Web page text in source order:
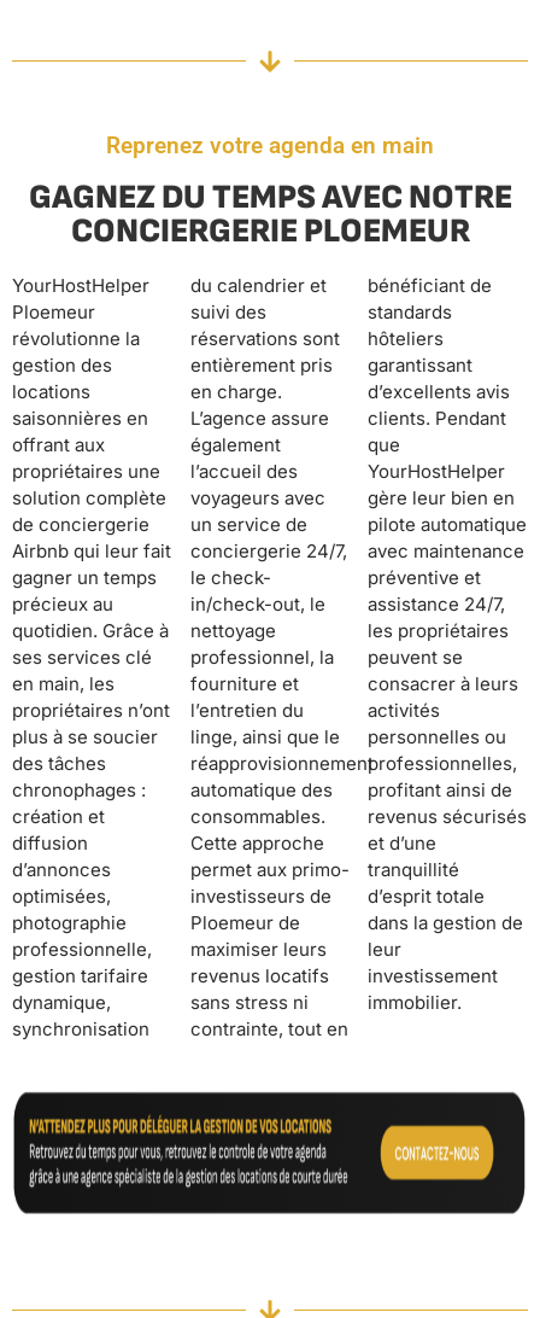
Reprenez votre agenda en main
GAGNEZ DU TEMPS AVEC NOTRE
CONCIERGERIE PLOEMEUR
YourHostHelper
Ploemeur
révolutionne la
gestion des
locations
saisonnières en
offrant aux
propriétaires une
solution complète
de conciergerie
Airbnb qui leur fait
gagner un temps
précieux au
quotidien. Grâce à
ses services clé
en main, les
propriétaires n’ont
plus à se soucier
des tâches
chronophages :
création et
diffusion
d’annonces
optimisées,
photographie
professionnelle,
gestion tarifaire
dynamique,
synchronisation
du calendrier et
suivi des
réservations sont
entièrement pris
en charge.
L’agence assure
également
l’accueil des
voyageurs avec
un service de
conciergerie 24/7,
le check-
in/check-out, le
nettoyage
professionnel, la
fourniture et
l’entretien du
linge, ainsi que le
réapprovisionnement
automatique des
consommables.
Cette approche
permet aux primo-
investisseurs de
Ploemeur de
maximiser leurs
revenus locatifs
sans stress ni
contrainte, tout en
bénéficiant de
standards
hôteliers
garantissant
d’excellents avis
clients. Pendant
que
YourHostHelper
gère leur bien en
pilote automatique
avec maintenance
préventive et
assistance 24/7,
les propriétaires
peuvent se
consacrer à leurs
activités
personnelles ou
professionnelles,
profitant ainsi de
revenus sécurisés
et d’une
tranquillité
d’esprit totale
dans la gestion de
leur
investissement
immobilier.